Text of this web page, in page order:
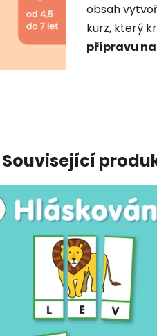
obsah
kurz, který
přípravu
Související